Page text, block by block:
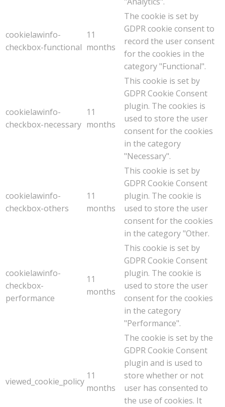
cookielawinfo-
checkbox-functional
11
months
The cookie is set by
GDPR cookie consent to
record the user consent
for the cookies in the
category "Functional".
cookielawinfo-
checkbox-necessary
11
months
This cookie is set by
GDPR Cookie Consent
plugin. The cookies is
used to store the user
consent for the cookies
in the category
"Necessary".
cookielawinfo-
checkbox-others
11
months
This cookie is set by
GDPR Cookie Consent
plugin. The cookie is
used to store the user
consent for the cookies
in the category "Other.
cookielawinfo-
checkbox-
performance
11
months
This cookie is set by
GDPR Cookie Consent
plugin. The cookie is
used to store the user
consent for the cookies
in the category
"Performance".
viewed_cookie_policy
11
months
The cookie is set by the
GDPR Cookie Consent
plugin and is used to
store whether or not
user has consented to
the use of cookies. It